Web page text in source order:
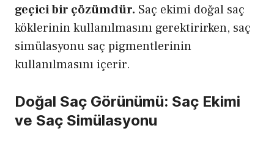
geçici bir çözümdür. Saç ekimi doğal saç
köklerinin kullanılmasını gerektirirken, saç
simülasyonu saç pigmentlerinin
kullanılmasını içerir.
Doğal Saç Görünümü: Saç Ekimi
ve Saç Simülasyonu